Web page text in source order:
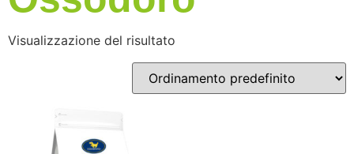
Visualizzazione del risultato